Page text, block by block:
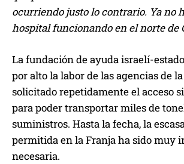
ocurriendo justo lo contrario. Ya no
hospital funcionando en el norte de
La fundación de ayuda israelí-
por alto la labor de las agencias de
solicitado repetidamente el acceso
para poder transportar miles de
suministros. Hasta la fecha, la
permitida en la Franja ha sido muy
necesaria.